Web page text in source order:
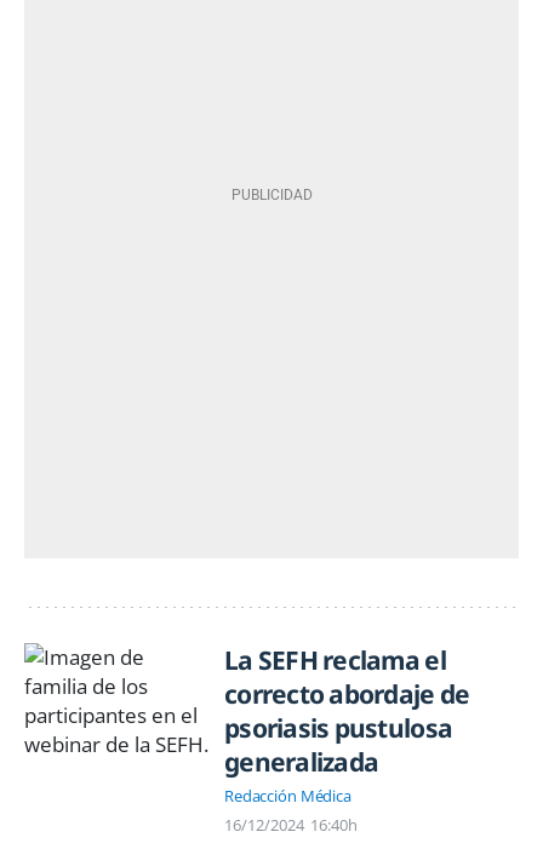
La SEFH reclama el
correcto abordaje de
psoriasis pustulosa
generalizada
Redacción Médica
16/12/2024 16:40h